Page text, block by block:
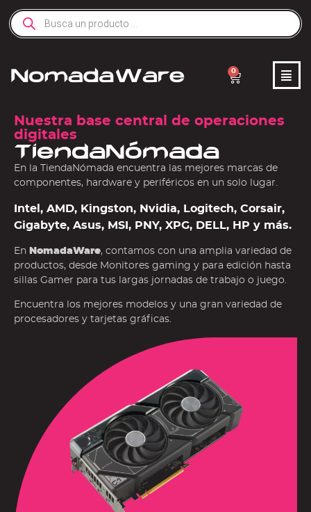
0
Nuestra base central de operaciones
digitales
TiendaNómada
En la TiendaNómada encuentra las mejores marcas de
componentes, hardware y periféricos en un solo lugar.
Intel, AMD, Kingston, Nvidia, Logitech, Corsair,
Gigabyte, Asus, MSI, PNY, XPG, DELL, HP y más.
En NomadaWare, contamos con una amplia variedad de
productos, desde Monitores gaming y para edición hasta
sillas Gamer para tus largas jornadas de trabajo o juego.
Encuentra los mejores modelos y una gran variedad de
procesadores y tarjetas gráficas.